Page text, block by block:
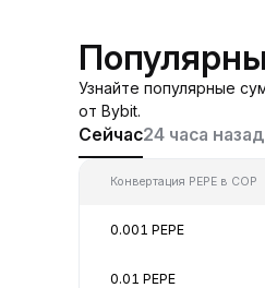
Узнайте популярные
от Bybit.
Сейчас24 часа назад
Конвертация PEPE в COP
0.001 PEPE
0.01 PEPE